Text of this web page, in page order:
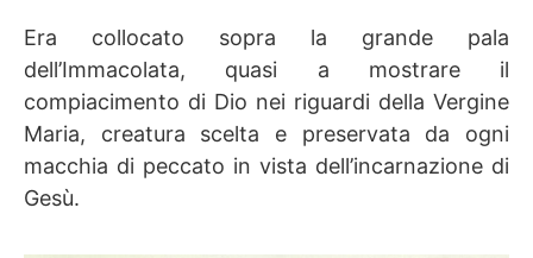
Era collocato sopra la grande pala
dell’Immacolata, quasi a mostrare il
compiacimento di Dio nei riguardi della Vergine
Maria, creatura scelta e preservata da ogni
macchia di peccato in vista dell’incarnazione di
Gesù.